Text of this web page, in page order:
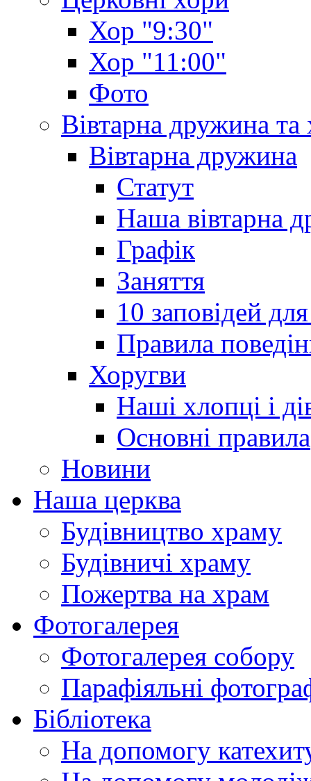
Хор "9:30"
Хор "11:00"
Фото
Вівтарна дружина та
Вівтарна дружина
Статут
Наша вівтарна
Графік
Заняття
10 заповідей
Правила
Хоругви
Наші хлопці і
Основні правила
Новини
Наша церква
Будівництво храму
Будівничі храму
Пожертва на храм
Фотогалерея
Фотогалерея собору
Парафіяльні
Бібліотека
На допомогу